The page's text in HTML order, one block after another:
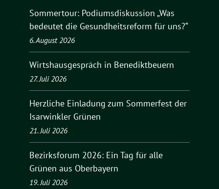
Sommertour: Podiumsdiskussion „Was
bedeutet die Gesundheitsreform für uns?“
6. August 2026
Wirtshausgespräch in Benediktbeuern
27. Juli 2026
Herzliche Einladung zum Sommerfest der
Isarwinkler Grünen
21. Juli 2026
Bezirksforum 2026: Ein Tag für alle
Grünen aus Oberbayern
19. Juli 2026